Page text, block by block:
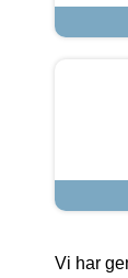
Vi har